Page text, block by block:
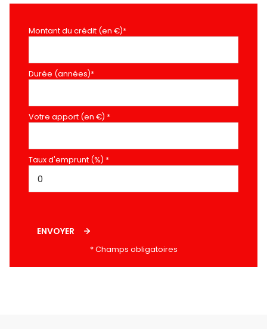
Montant du crédit (en €)*
Durée (années)*
Votre apport (en €) *
Taux d'emprunt (%) *
ENVOYER
* Champs obligatoires